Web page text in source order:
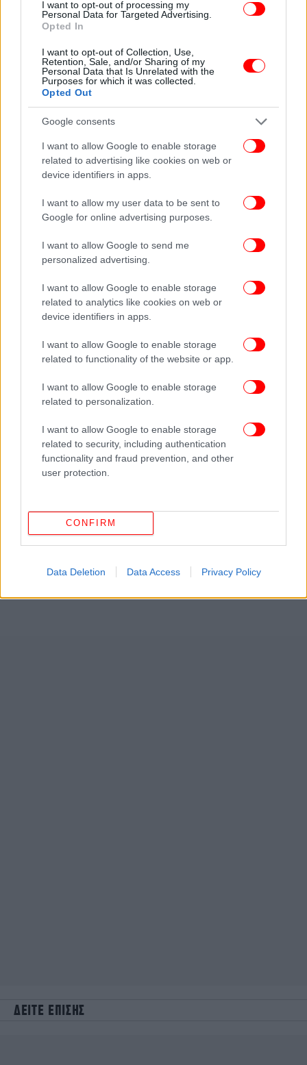
I want to opt-out of processing my
Personal Data for Targeted Advertising.
Opted In
I want to opt-out of Collection, Use,
Retention, Sale, and/or Sharing of my
Personal Data that Is Unrelated with the
Purposes for which it was collected.
Opted Out
Google consents
I want to allow Google to enable storage
related to advertising like cookies on web or
device identifiers in apps.
I want to allow my user data to be sent to
Google for online advertising purposes.
I want to allow Google to send me
personalized advertising.
I want to allow Google to enable storage
related to analytics like cookies on web or
device identifiers in apps.
I want to allow Google to enable storage
related to functionality of the website or app.
I want to allow Google to enable storage
related to personalization.
I want to allow Google to enable storage
related to security, including authentication
functionality and fraud prevention, and other
user protection.
CONFIRM
Data Deletion Data Access Privacy Policy
που ανακοίνωσε η Ευρωπαϊκή Κεντρική Τράπεζα
διαμορφώθηκε στα 1,1250 δολ.
Ακολουθήστε το στο Google News
και μάθετε
πρώτοι όλες τις ειδήσεις
Δείτε όλες τις τελευταίες
ΔΙΑΒΑΣΤΕ ΠΕΡΙΣΣΟΤΕΡΑ ΕΛΛΗΝΙΚΆ ΟΜΌΛΟΓΑ
ΔΕΙΤΕ ΕΠΙΣΗΣ